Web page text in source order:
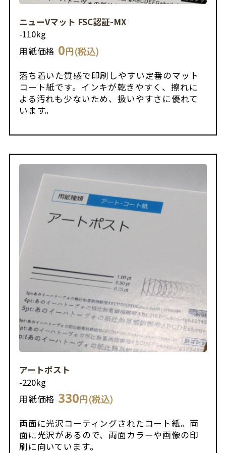
ニューVマット FSC認証-MX
-110kg
用紙価格 0円(税込)
落ち着いた質感で印刷しやすい定番のマット
コート紙です。インキが乾きやすく、擦れに
よる汚れも少ないため、扱いやすさに優れて
います。
アートポスト
-220kg
用紙価格 330円(税込)
両面に光沢コーティングされたコート紙。両
面に光沢があるので、両面カラーや画像の印
刷に向いています。